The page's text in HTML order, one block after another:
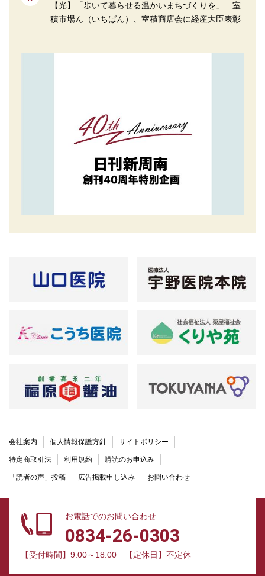
【光】「歩いて暮らせる温かいまちづくりを」 室
積市場ん（いちばん）、室積商店会に経産大臣表彰
会社案内 個人情報保護方針 サイトポリシー
特定商取引法 利用規約 購読のお申込み
「読者の声」投稿 広告掲載申し込み お問い合わせ
お電話でのお問い合わせ
0834-26-0303
【受付時間】9:00～18:00 【定休日】不定休